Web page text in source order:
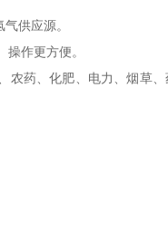
供应源。
作更方便。
农药、化肥、电力、烟草、